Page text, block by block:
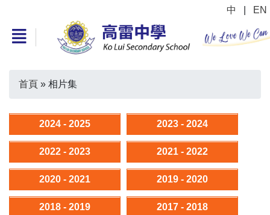
中 EN
首頁 » 相片集
2024 - 2025 2023 - 2024
2022 - 2023 2021 - 2022
2020 - 2021 2019 - 2020
2018 - 2019 2017 - 2018